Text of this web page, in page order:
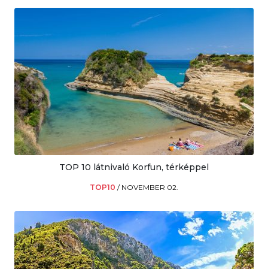
TOP 10 látnivaló Korfun, térképpel
TOP10 / NOVEMBER 02.